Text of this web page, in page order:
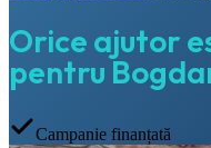
Orice ajutor
pentru
Campanie finanțată